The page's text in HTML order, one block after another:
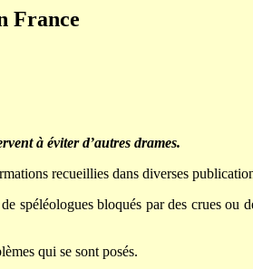
France
à éviter d’autres drames.
recueillies dans diverses
spéléologues bloqués par des crues ou
qui se sont posés.